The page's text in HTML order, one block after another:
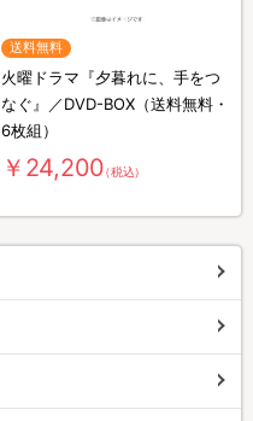
送料無料
火曜ドラマ『夕暮れに、手をつ
なぐ』／DVD-BOX（送料無料・
6枚組）
￥24,200（税込）